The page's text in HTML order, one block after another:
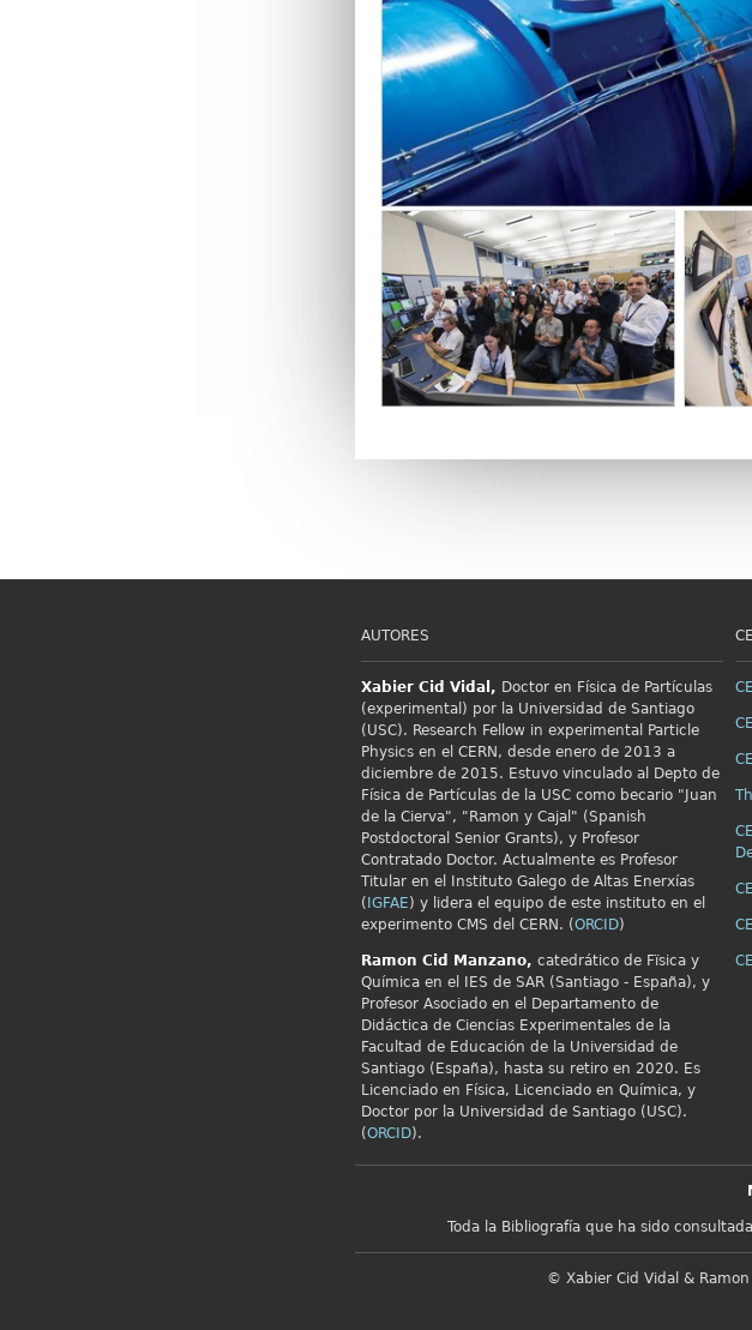
AUTORES
Xabier Cid Vidal, Doctor en Física de Partículas
(experimental) por la Universidad de Santiago
(USC). Research Fellow in experimental Particle
Physics en el CERN, desde enero de 2013 a
diciembre de 2015. Estuvo vinculado al Depto de
Física de Partículas de la USC como becario "Juan
de la Cierva", "Ramon y Cajal" (Spanish
Postdoctoral Senior Grants), y Profesor
Contratado Doctor. Actualmente es Profesor
Titular en el Instituto Galego de Altas Enerxías
( IGFAE) y lidera el equipo de este instituto en el
experimento CMS del CERN. (ORCID)
Ramon Cid Manzano, catedrático de Fïsica y
Química en el IES de SAR (Santiago - España), y
Profesor Asociado en el Departamento de
Didáctica de Ciencias Experimentales de la
Facultad de Educación de la Universidad de
Santiago (España), hasta su retiro en 2020. Es
Licenciado en Física, Licenciado en Química, y
Doctor por la Universidad de Santiago (USC).
(ORCID).
Toda la Bibliografía que ha sido
© Xabier Cid Vidal & Ramon